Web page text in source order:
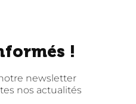
!
newsletter
nos actualités